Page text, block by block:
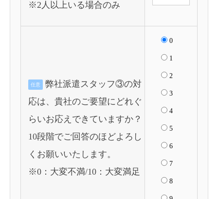
※2人以上いる場合のみ
任意
弊社派遣スタッフ③の対
応は、貴社のご要望にどれぐ
らいお応えできていますか？
10段階でご回答のほどよろし
くお願いいたします。
※0：大変不満/10：大変満足
0
1
2
3
4
5
6
7
8